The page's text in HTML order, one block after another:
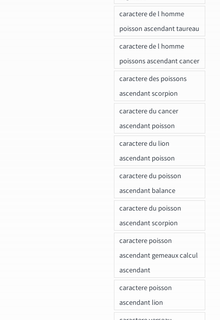
caractere de l homme
poisson ascendant taureau
caractere de l homme
poissons ascendant cancer
caractere des poissons
ascendant scorpion
caractere du cancer
ascendant poisson
caractere du lion
ascendant poisson
caractere du poisson
ascendant balance
caractere du poisson
ascendant scorpion
caractere poisson
ascendant gemeaux calcul
ascendant
caractere poisson
ascendant lion